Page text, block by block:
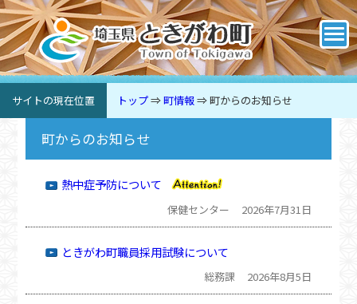
サイトの現在位置 トップ⇒町情報⇒町からのお知らせ
町からのお知らせ
熱中症予防について
保健センター 2026年7月31日
ときがわ町職員採用試験について
総務課 2026年8月5日